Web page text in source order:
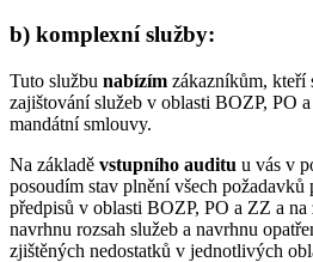
b) komplexní služby:
Tuto službu nabízím zákazníkům, kteří
zajištování služeb v oblasti BOZP, PO
mandátní smlouvy.
Na základě vstupního auditu u vás v
posoudím stav plnění všech požadavků
předpisů v oblasti BOZP, PO a ZZ a na
navrhnu rozsah služeb a navrhnu
zjištěných nedostatků v jednotlivých